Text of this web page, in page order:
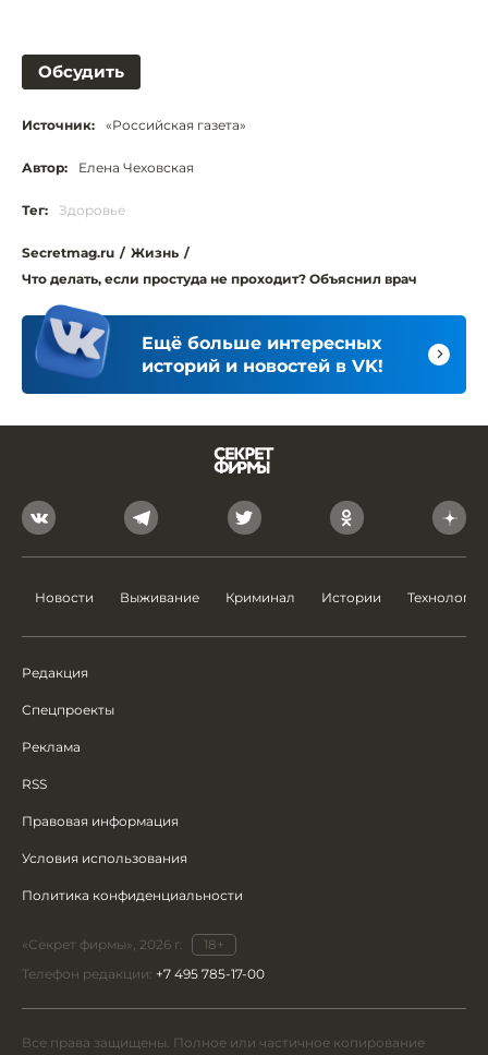
Обсудить
Источник: «Российская газета»
Автор: Елена Чеховская
Тег: Здоровье
Secretmag.ru / Жизнь /
Что делать, если простуда не проходит? Объяснил врач
Ещё больше интересных
историй и новостей в VK!
Новости Выживание Криминал Истории Технологии
Редакция
Спецпроекты
Реклама
RSS
Правовая информация
Условия использования
Политика конфиденциальности
«Секрет фирмы», 2026 г.
18+
Телефон редакции: +7 495 785-17-00
Все права защищены. Полное или частичное копирование